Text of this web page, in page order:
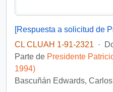
CL CLUAH 1-91-2321
·
Parte de Presidente
1994)
Bascuñán Edwards,